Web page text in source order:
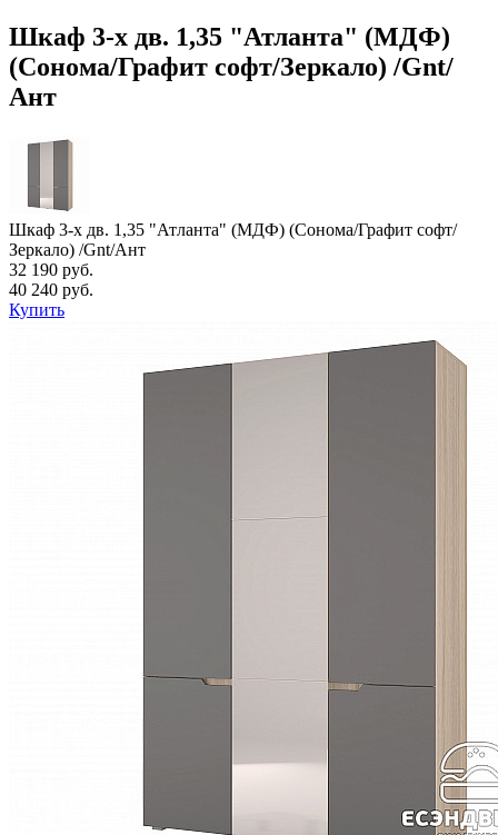
Шкаф 3-х дв. 1,35 "Атланта" (МДФ)
(Сонома/Графит софт/Зеркало) /Gnt/
Ант
Шкаф 3-х дв. 1,35 "Атланта" (МДФ) (Сонома/Графит софт/
Зеркало) /Gnt/Ант
32 190 руб.
40 240 руб.
Купить